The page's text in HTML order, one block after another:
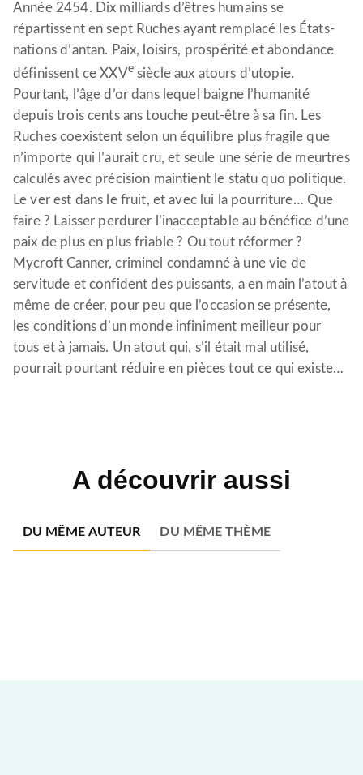
Année 2454. Dix milliards d’êtres humains se
répartissent en sept Ruches ayant remplacé les États-
nations d’antan. Paix, loisirs, prospérité et abondance
définissent ce XXVesiècle aux atours d’utopie.
Pourtant, l’âge d’or dans lequel baigne l’humanité
depuis trois cents ans touche peut-être à sa fin. Les
Ruches coexistent selon un équilibre plus fragile que
n’importe qui l’aurait cru, et seule une série de meurtres
calculés avec précision maintient le statu quo politique.
Le ver est dans le fruit, et avec lui la pourriture… Que
faire ? Laisser perdurer l’inacceptable au bénéfice d’une
paix de plus en plus friable ? Ou tout réformer ?
Mycroft Canner, criminel condamné à une vie de
servitude et confident des puissants, a en main l’atout à
même de créer, pour peu que l’occasion se présente,
les conditions d’un monde infiniment meilleur pour
tous et à jamais. Un atout qui, s’il était mal utilisé,
pourrait pourtant réduire en pièces tout ce qui existe…
A découvrir aussi
DU MÊME AUTEUR DU MÊME THÈME